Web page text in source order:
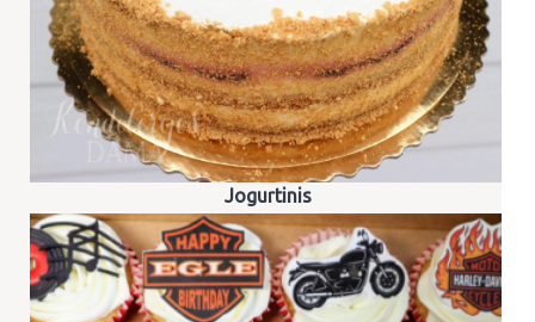
Jogurtinis